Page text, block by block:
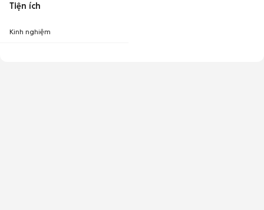
Tiện ích
Kinh nghiệm